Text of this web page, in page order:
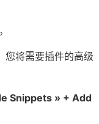
您将需要插件的高级
Snippets » + Add